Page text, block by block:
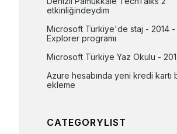
etkinliğindeydim
Microsoft Türkiye'de staj - 2014 -
Explorer programı
Microsoft Türkiye Yaz Okulu -
Azure hesabında yeni kredi kartı
ekleme
CATEGORYLIST